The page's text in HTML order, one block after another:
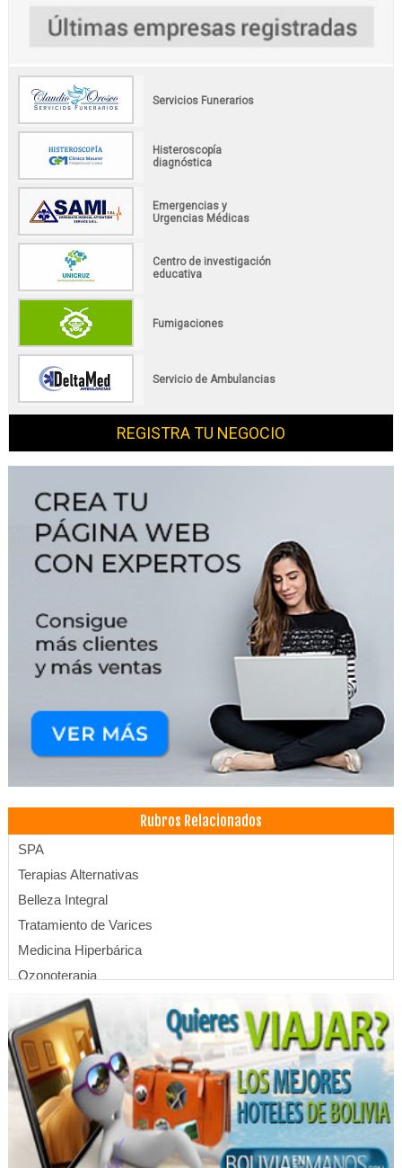
Servicios Funerarios
Histeroscopía
diagnóstica
Emergencias y
Urgencias Médicas
Centro de investigación
educativa
Fumigaciones
Servicio de Ambulancias
REGISTRA TU NEGOCIO
Rubros Relacionados
SPA
Terapias Alternativas
Belleza Integral
Tratamiento de Varices
Medicina Hiperbárica
Ozonoterapia
Terapias Antiestrés
Cámara Hiperbárica
Oxigenación Hiperbárica
Magnetoterapia
Aceites Aromáticos
Aceite Natural
Aceite de Coco